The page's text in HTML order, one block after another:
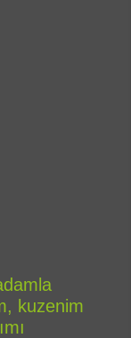
kuzenim